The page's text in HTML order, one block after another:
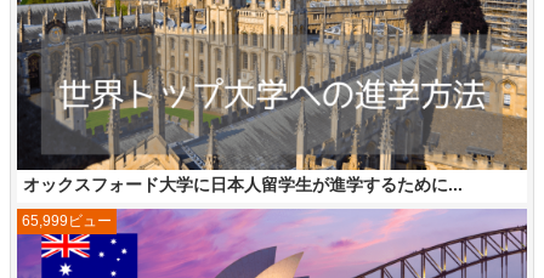
オックスフォード大学に日本人留学生が進学するために...
65,999ビュー